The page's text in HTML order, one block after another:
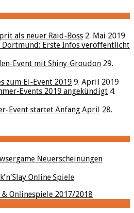
als neuer Raid-Boss 2. Mai 2019
Dortmund: Erste Infos veröffentlicht
Event mit Shiny-Groudon 29.
zum Ei-Event 2019 9. April 2019
Events 2019 angekündigt 4.
Event startet Anfang April 28.